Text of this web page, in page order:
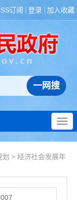
订阅 登录 加入收藏
> 经济社会发展年